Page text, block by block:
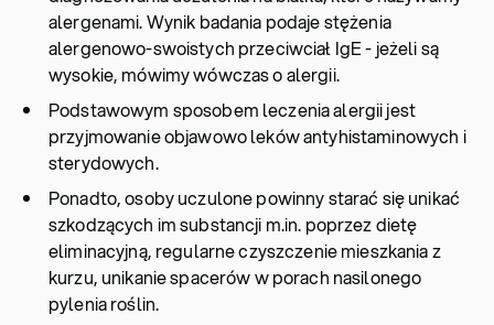
alergenami. Wynik badania podaje stężenia
alergenowo-swoistych przeciwciał IgE - jeżeli są
wysokie, mówimy wówczas o alergii.
Podstawowym sposobem leczenia alergii jest
przyjmowanie objawowo leków antyhistaminowych i
sterydowych.
Ponadto, osoby uczulone powinny starać się unikać
szkodzących im substancji m.in. poprzez dietę
eliminacyjną, regularne czyszczenie mieszkania z
kurzu, unikanie spacerów w porach nasilonego
pylenia roślin.